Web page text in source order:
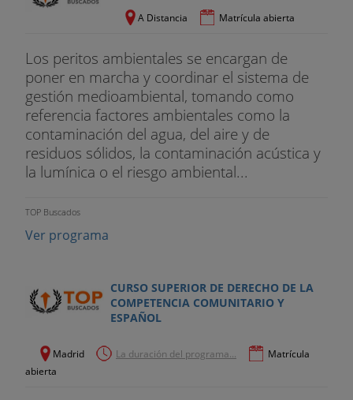
A Distancia Matrícula abierta
Los peritos ambientales se encargan de
poner en marcha y coordinar el sistema de
gestión medioambiental, tomando como
referencia factores ambientales como la
contaminación del agua, del aire y de
residuos sólidos, la contaminación acústica y
la lumínica o el riesgo ambiental...
TOP Buscados
Ver programa
CURSO SUPERIOR DE DERECHO DE LA
COMPETENCIA COMUNITARIO Y
ESPAÑOL
Madrid La duración del programa...
Matrícula
abierta